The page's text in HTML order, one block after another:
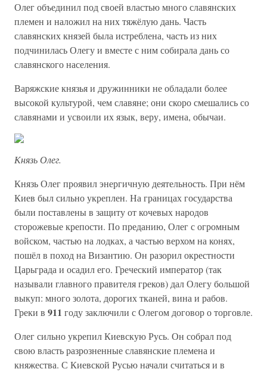
Олег объединил под своей властью много славянских
племен и наложил на них тяжёлую дань. Часть
славянских князей была истреблена, часть из них
подчинилась Олегу и вместе с ним собирала дань со
славянского населения.
Варяжские князья и дружинники не обладали более
высокой культурой, чем славяне; они скоро смешались со
славянами и усвоили их язык, веру, имена, обычаи.
Князь Олег.
Князь Олег проявил энергичную деятельность. При нём
Киев был сильно укреплен. На границах государства
были поставлены в защиту от кочевых народов
сторожевые крепости. По преданию, Олег с огромным
войском, частью на лодках, а частью верхом на конях,
пошёл в поход на Византию. Он разорил окрестности
Царьграда и осадил его. Греческий император (так
называли главного правителя греков) дал Олегу большой
выкуп: много золота, дорогих тканей, вина и рабов.
Греки в 911 году заключили с Олегом договор о торговле.
Олег сильно укрепил Киевскую Русь. Он собрал под
свою власть разрозненные славянские племена и
княжества. С Киевской Русью начали считаться и в